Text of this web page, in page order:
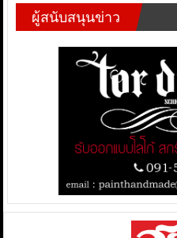
ผู้สนับสนุนข่าว